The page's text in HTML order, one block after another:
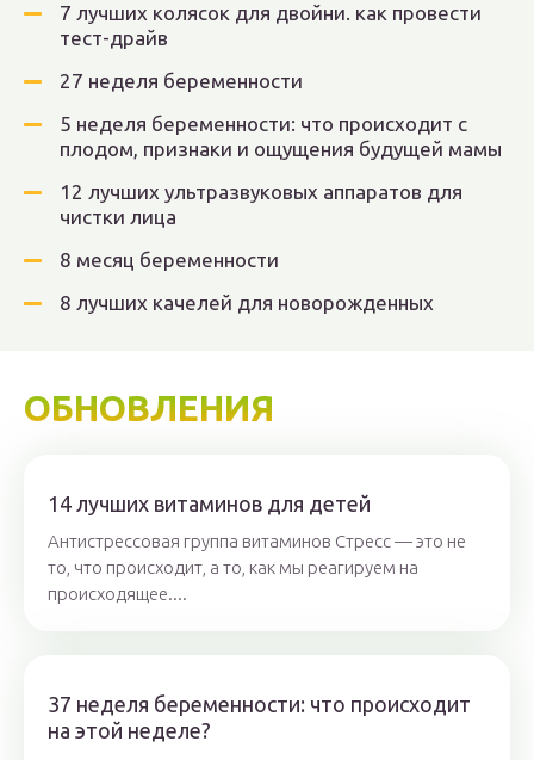
7 лучших колясок для двойни. как провести
тест-драйв
27 неделя беременности
5 неделя беременности: что происходит с
плодом, признаки и ощущения будущей мамы
12 лучших ультразвуковых аппаратов для
чистки лица
8 месяц беременности
8 лучших качелей для новорожденных
ОБНОВЛЕНИЯ
14 лучших витаминов для детей
Антистрессовая группа витаминов Стресс — это не
то, что происходит, а то, как мы реагируем на
происходящее....
37 неделя беременности: что происходит
на этой неделе?